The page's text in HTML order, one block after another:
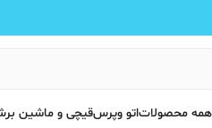
همه محصولاتاتو وپرسقیچی و ماشین